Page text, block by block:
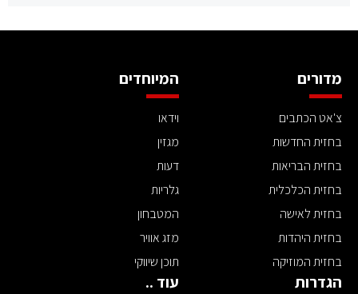
מדורים
צ'אט הכתבים
בחזית החדשות
בחזית הבריאות
בחזית הכלכלית
בחזית לאישה
בחזית היהדות
בחזית המוזיקה
המיוחדים
וידאו
מגזין
דעות
גלריות
המטבחון
מזג אוויר
תוכן שיווקי
הגדרות עוד ..